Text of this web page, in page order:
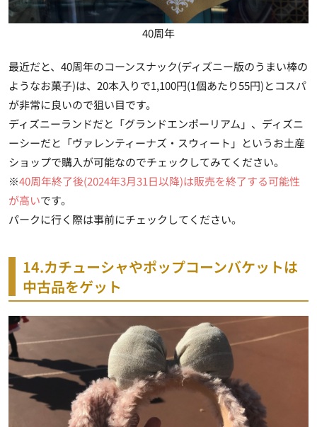
40周年
最近だと、40周年のコーンスナック(ディズニー版のうまい棒の
ようなお菓子)は、20本入りで1,100円(1個あたり55円)とコスパ
が非常に良いので狙い目です。
ディズニーランドだと「グランドエンポーリアム」、ディズニ
ーシーだと「ヴァレンティーナズ・スウィート」というお土産
ショップで購入が可能なのでチェックしてみてください。
※40周年終了後(2024年3月31日以降)は販売を終了する可能性
が高いです。
パークに行く際は事前にチェックしてください。
14.カチューシャやポップコーンバケットは
中古品をゲット